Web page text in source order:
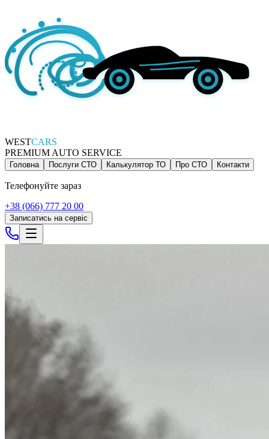
WESTCARS
PREMIUM AUTO SERVICE
Головна Послуги СТО Калькулятор ТО Про СТО Контакти
Телефонуйте зараз
+38 (066) 777 20 00
Записатись на сервіс